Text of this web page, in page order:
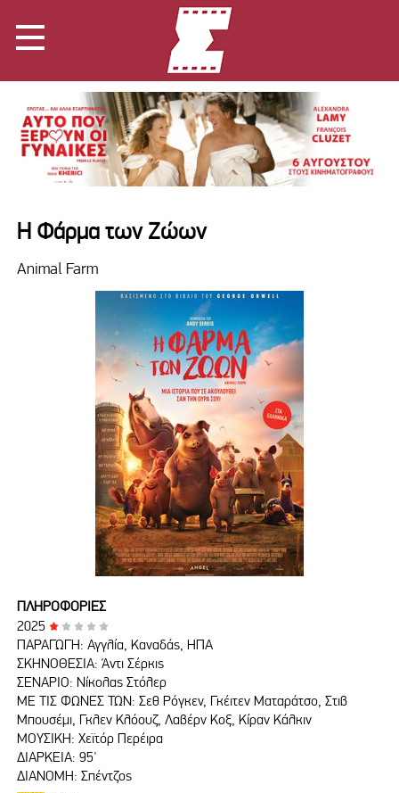
Η Φάρμα των Ζώων
Animal Farm
ΠΛΗΡΟΦΟΡΙΕΣ
2025
ΠΑΡΑΓΩΓΗ: Αγγλία, Καναδάς, ΗΠΑ
ΣΚΗΝΟΘΕΣΙΑ: Άντι Σέρκις
ΣΕΝΑΡΙΟ: Νίκολας Στόλερ
ΜΕ ΤΙΣ ΦΩΝΕΣ ΤΩΝ: Σεθ Ρόγκεν, Γκέιτεν Ματαράτσο, Στιβ
Μπουσέμι, Γκλεν Κλόουζ, Λαβέρν Κοξ, Κίραν Κάλκιν
ΜΟΥΣΙΚΗ: Χεϊτόρ Περέιρα
ΔΙΑΡΚΕΙΑ: 95'
ΔΙΑΝΟΜΗ: Σπέντζος